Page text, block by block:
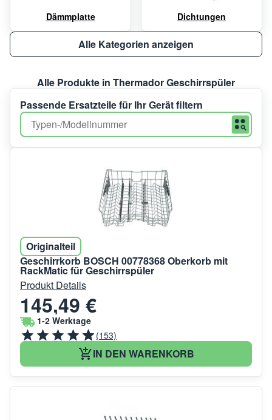
Dämmplatte Dichtungen
Alle Kategorien anzeigen
Alle Produkte in Thermador Geschirrspüler
Passende Ersatzteile für Ihr Gerät filtern
Originalteil
Geschirrkorb BOSCH 00778368 Oberkorb mit
RackMatic für Geschirrspüler
Produkt Details
145,49 €
1-2 Werktage
(153)
IN DEN WARENKORB